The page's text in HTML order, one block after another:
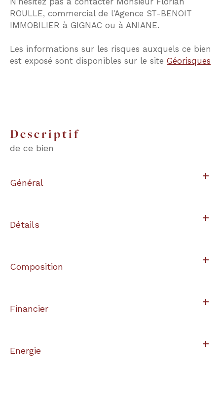
ROULLE, commercial de l'Agence ST-BENOIT
IMMOBILIER à GIGNAC ou à ANIANE.
Les informations sur les risques auxquels ce bien
est exposé sont disponibles sur le site Géorisques
descriptif
de ce bien
Général
Détails
Composition
Financier
Energie